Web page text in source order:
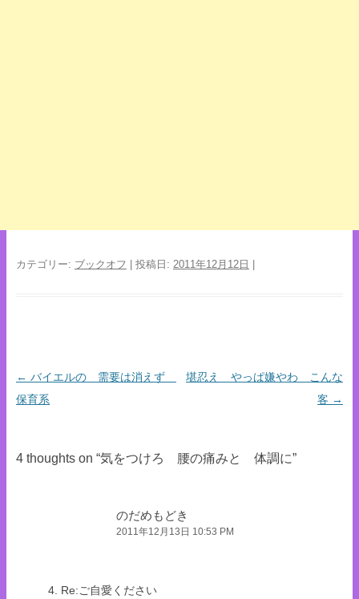
カテゴリー: ブックオフ | 投稿日: 2011年12月12日 |
投稿ナビゲーション
← バイエルの 需要は消えず
保育系
堪忍え やっぱ嫌やわ こんな
客 →
4 thoughts on “気をつけろ 腰の痛みと 体調に”
のだめもどき
2011年12月13日 10:53 PM
4. Re:ご自愛ください